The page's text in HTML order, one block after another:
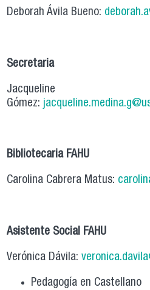
Deborah Ávila Bueno:
Secretaria
Gómez:
Bibliotecaria FAHU
Carolina Cabrera Matus:
Asistente Social FAHU
Verónica Dávila:
Pedagogía en Castellano